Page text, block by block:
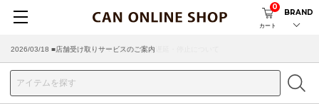
カート
0
BRAND
2026/03/18 ■店舗受け取りサービスのご案内